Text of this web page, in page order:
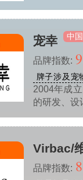
宠幸 中
品牌指数:
牌子涉及宠
2004年成
的研发、设
Virbac/
品牌指数: